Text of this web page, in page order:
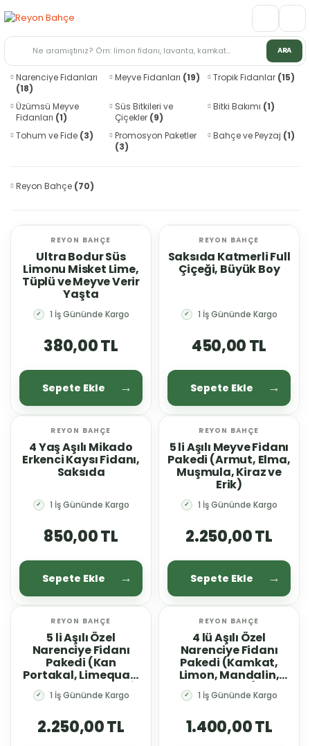
ARA
Narenciye Fidanları
(18)
Meyve Fidanları (19) Tropik Fidanlar (15)
Üzümsü Meyve
Fidanları (1)
Süs Bitkileri ve
Çiçekler (9)
Bitki Bakımı (1)
Tohum ve Fide (3)
Promosyon Paketler
(3)
Bahçe ve Peyzaj (1)
Reyon Bahçe (70)
REYON BAHÇE
Ultra Bodur Süs
Limonu Misket Lime,
Tüplü ve Meyve Verir
Yaşta
✓ 1 İş Gününde Kargo
380,00 TL
Sepete Ekle
REYON BAHÇE
Saksıda Katmerli Full
Çiçeği, Büyük Boy
✓ 1 İş Gününde Kargo
450,00 TL
Sepete Ekle
REYON BAHÇE
4 Yaş Aşılı Mikado
Erkenci Kaysı Fidanı,
Saksıda
✓ 1 İş Gününde Kargo
850,00 TL
Sepete Ekle
REYON BAHÇE
5 li Aşılı Meyve Fidanı
Pakedi (Armut, Elma,
Muşmula, Kiraz ve
Erik)
✓ 1 İş Gününde Kargo
2.250,00 TL
Sepete Ekle
REYON BAHÇE
5 li Aşılı Özel
Narenciye Fidanı
Pakedi (Kan
Portakal, Limequat,
Şadok, Blood Lime, İri
kamkat)
✓ 1 İş Gününde Kargo
2.250,00 TL
REYON BAHÇE
4 lü Aşılı Özel
Narenciye Fidanı
Pakedi (Kamkat,
Limon, Mandalin,
Portakal)
✓ 1 İş Gününde Kargo
1.400,00 TL